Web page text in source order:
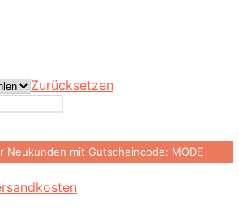
Zurücksetzen
Neukunden mit Gutscheincode: MODE